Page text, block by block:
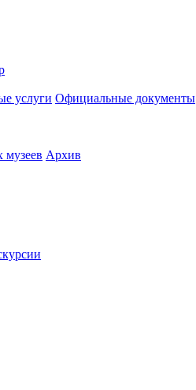
услуги Официальные документы
музеев Архив